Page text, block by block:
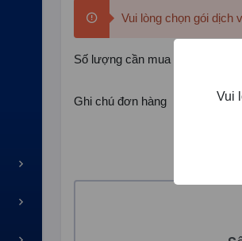
Vui lòng chọn gói dịch
Số lượng cần mua
Ghi chú đơn hàng Vui